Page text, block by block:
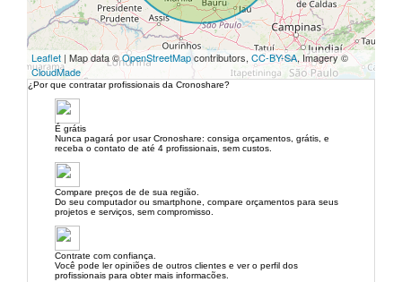
Leaflet | Map data ©OpenStreetMapcontributors, CC-BY-SA, Imagery ©
CloudMade
¿Por que contratar profissionais da Cronoshare?
É grátis
Nunca pagará por usar Cronoshare: consiga orçamentos, grátis, e
receba o contato de até 4 profissionais, sem custos.
Compare preços de de sua região.
Do seu computador ou smartphone, compare orçamentos para seus
projetos e serviços, sem compromisso.
Contrate com confiança.
Você pode ler opiniões de outros clientes e ver o perfil dos
profissionais para obter mais informacões.